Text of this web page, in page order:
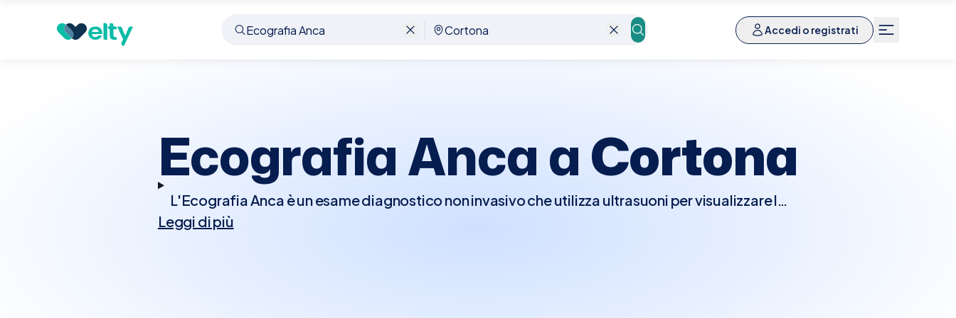
Accedi o registrati
Prenota visita Cortona
Ecografia Anca aCortona
L'Ecografia Anca è un esame diagnostico non invasivo che utilizza ultrasuoni per visualizzare le
strutture dell'anca, particolarmente utile per valutare le condizioni dei tessuti molli, come
Leggi di più